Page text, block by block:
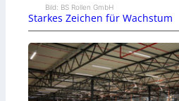
Bild: BS Rollen GmbH
Starkes Zeichen für Wachstum